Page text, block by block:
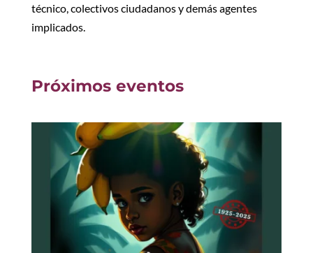
técnico, colectivos ciudadanos y demás agentes
implicados.
Próximos eventos